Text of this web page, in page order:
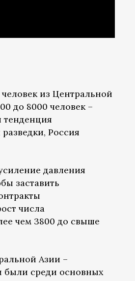
из Центральной
до 8000 человек –
тенденция
Россия
давления
заставить
числа
чем 3800 до свыше
Азии –
были среди основных